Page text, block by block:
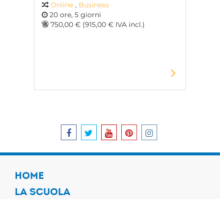
Online , Business
20 ore, 5 giorni
750,00 € (915,00 € IVA incl.)
HOME
LA SCUOLA